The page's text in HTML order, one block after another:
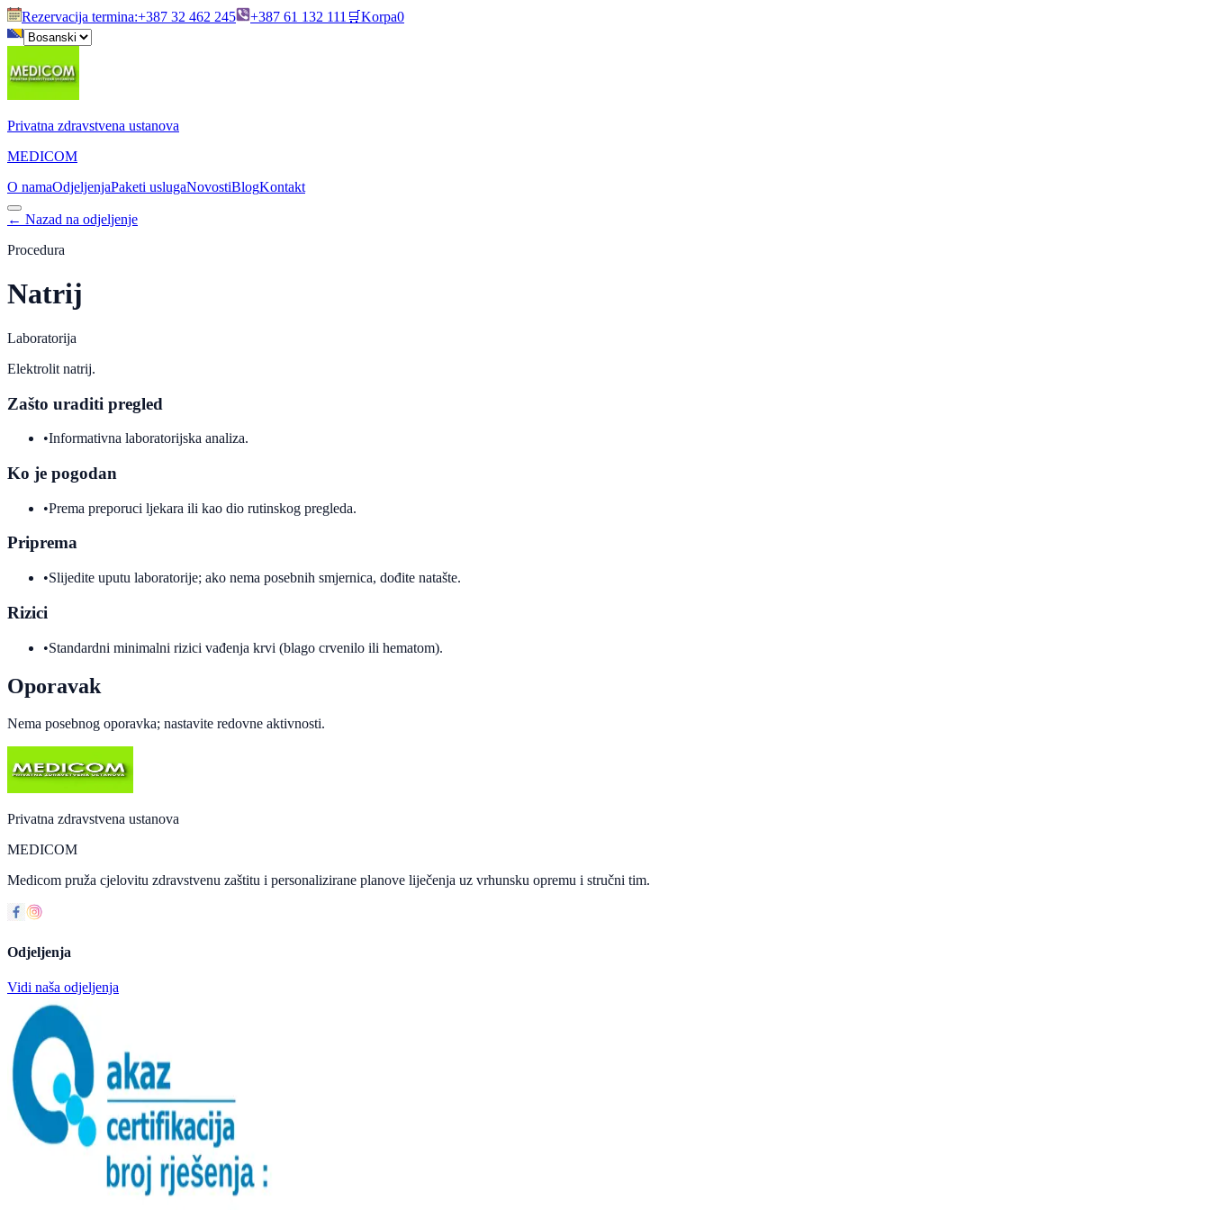
Rezervacija termina:+387 32 462 245 +387 61 132 111 🛒Korpa0
Privatna zdravstvena ustanova
MEDICOM
O namaOdjeljenjaPaketi uslugaNovostiBlogKontakt
← Nazad na odjeljenje
Procedura
Natrij
Laboratorija
Elektrolit natrij.
Zašto uraditi pregled
•Informativna laboratorijska analiza.
Ko je pogodan
•Prema preporuci ljekara ili kao dio rutinskog pregleda.
Priprema
•Slijedite uputu laboratorije; ako nema posebnih smjernica, dođite natašte.
Rizici
•Standardni minimalni rizici vađenja krvi (blago crvenilo ili hematom).
Oporavak
Nema posebnog oporavka; nastavite redovne aktivnosti.
Privatna zdravstvena ustanova
MEDICOM
Medicom pruža cjelovitu zdravstvenu zaštitu i personalizirane planove liječenja uz vrhunsku opremu i stručni tim.
Odjeljenja
Vidi naša odjeljenja